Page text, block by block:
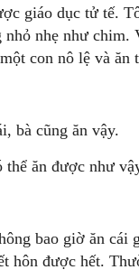
giáo dục tử tế.
nhẹ như chim.
con nô lệ và ăn
bà cũng ăn vậy.
ăn được như
bao giờ ăn cái
hôn được hết.